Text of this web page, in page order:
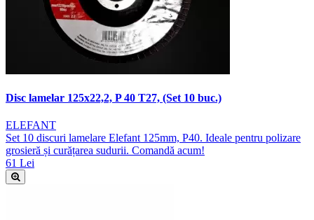
Disc lamelar 125x22,2, P 40 T27, (Set 10 buc.)
ELEFANT
Set 10 discuri lamelare Elefant 125mm, P40. Ideale pentru polizare
grosieră și curățarea sudurii. Comandă acum!
61 Lei